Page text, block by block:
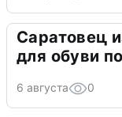
Саратовец
для обуви
6 августа 0